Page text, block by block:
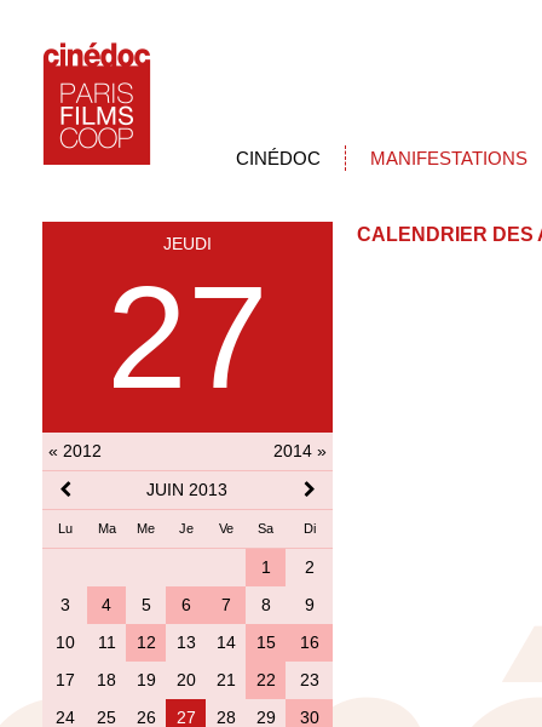
CINÉDOC MANIFESTATIONS
JEUDI
27
« 2012
2014 »
JUIN 2013
Lu Ma Me Je Ve Sa Di
1
2
3
4 5 6 7 8
9
10
11 12 13 14 15
16
17
18 19 20 21 22
23
24
25 26 27 28 29 30
CALENDRIER DES